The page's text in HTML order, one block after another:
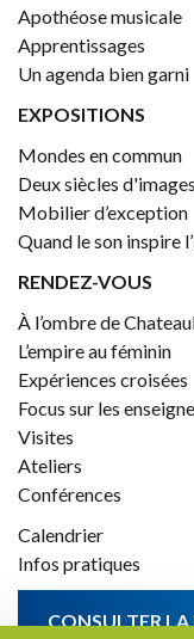
Apothéose musicale
Apprentissages
Un agenda bien garni
EXPOSITIONS
Mondes en commun
Deux siècles d'images
Mobilier d’exception
Quand le son inspire
RENDEZ-VOUS
À l’ombre de
L’empire au féminin
Expériences croisées
Focus sur les
Visites
Ateliers
Conférences
Calendrier
Infos pratiques
CONSULTER